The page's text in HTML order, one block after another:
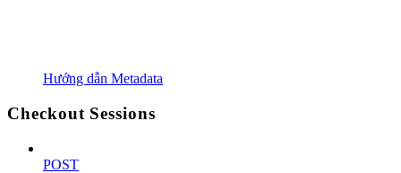
Hướng dẫn Metadata
Checkout Sessions
POST